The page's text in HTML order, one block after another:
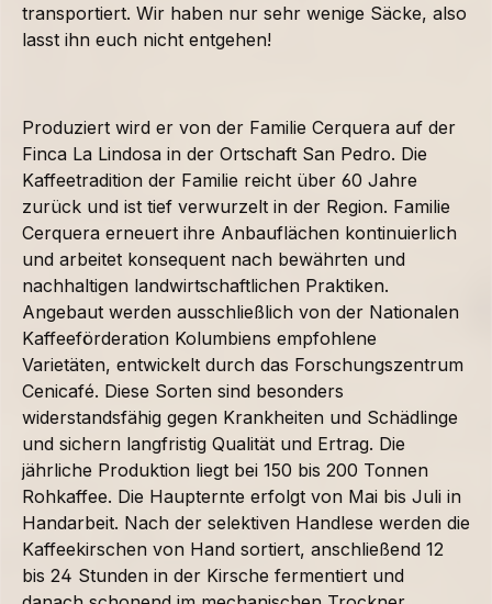
transportiert. Wir haben nur sehr wenige Säcke, also
lasst ihn euch nicht entgehen!
Produziert wird er von der Familie Cerquera auf der
Finca La Lindosa in der Ortschaft San Pedro. Die
Kaffeetradition der Familie reicht über 60 Jahre
zurück und ist tief verwurzelt in der Region. Familie
Cerquera erneuert ihre Anbauflächen kontinuierlich
und arbeitet konsequent nach bewährten und
nachhaltigen landwirtschaftlichen Praktiken.
Angebaut werden ausschließlich von der Nationalen
Kaffeeförderation Kolumbiens empfohlene
Varietäten, entwickelt durch das Forschungszentrum
Cenicafé. Diese Sorten sind besonders
widerstandsfähig gegen Krankheiten und Schädlinge
und sichern langfristig Qualität und Ertrag. Die
jährliche Produktion liegt bei 150 bis 200 Tonnen
Rohkaffee. Die Haupternte erfolgt von Mai bis Juli in
Handarbeit. Nach der selektiven Handlese werden die
Kaffeekirschen von Hand sortiert, anschließend 12
bis 24 Stunden in der Kirsche fermentiert und